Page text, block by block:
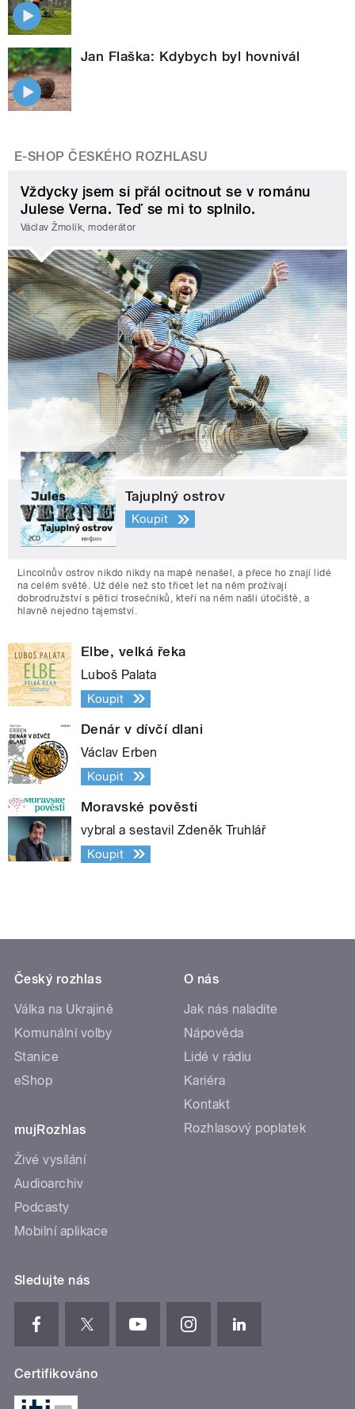
Jan Flaška: Kdybych byl hovnivál
E-SHOP ČESKÉHO ROZHLASU
Vždycky jsem si přál ocitnout se v románu
Julese Verna. Teď se mi to splnilo.
Václav Žmolík, moderátor
Tajuplný ostrov
Koupit
Lincolnův ostrov nikdo nikdy na mapě nenašel, a přece ho znají lidé
na celém světě. Už déle než sto třicet let na něm prožívají
dobrodružství s pěticí trosečníků, kteří na něm našli útočiště, a
hlavně nejedno tajemství.
Elbe, velká řeka
Luboš Palata
Koupit
Denár v dívčí dlani
Václav Erben
Koupit
Moravské pověsti
vybral a sestavil Zdeněk Truhlář
Koupit
Český rozhlas
Válka na Ukrajině
Komunální volby
Stanice
eShop
mujRozhlas
Živé vysílání
Audioarchiv
Podcasty
Mobilní aplikace
O nás
Jak nás naladíte
Nápověda
Lidé v rádiu
Kariéra
Kontakt
Rozhlasový poplatek
Sledujte nás
Certifikováno